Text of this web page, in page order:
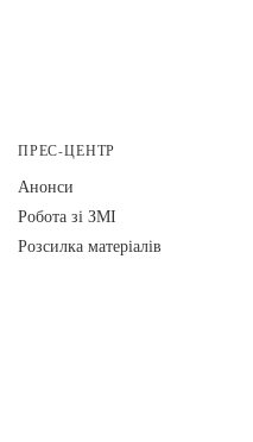
ПРЕС-ЦЕНТР
Анонси
Робота зі ЗМІ
Розсилка матеріалів